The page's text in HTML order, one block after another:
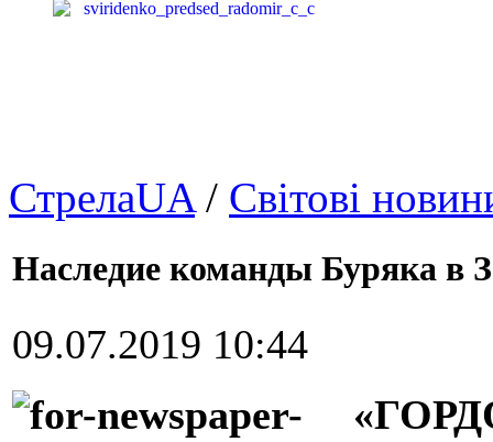
СтрелаUA/ Світові
Наследие команды Буряка в
09.07.2019 10:44